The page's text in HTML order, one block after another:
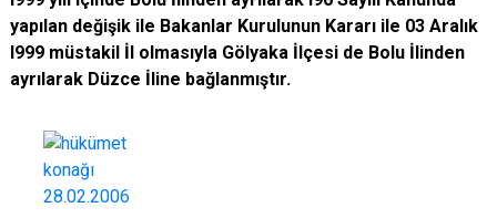
yapılan değişik ile Bakanlar Kurulunun Kararı ile 03 Aralık
l999 müstakil İl olmasıyla Gölyaka İlçesi de Bolu İlinden
ayrılarak Düzce İline bağlanmıştır.